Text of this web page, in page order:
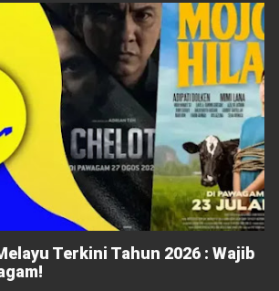
Terkini Tahun 2026 : Wajib